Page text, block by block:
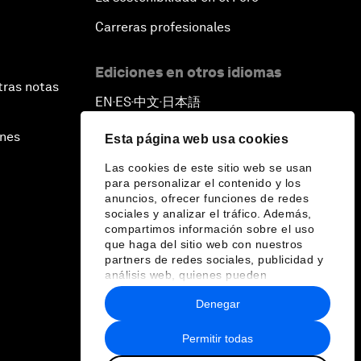
Esta página web usa cookies
Las cookies de este sitio web se usan
para personalizar el contenido y los
anuncios, ofrecer funciones de redes
sociales y analizar el tráfico. Además,
compartimos información sobre el uso
que haga del sitio web con nuestros
partners de redes sociales, publicidad y
análisis web, quienes pueden
combinarla con otra información que les
haya proporcionado o que hayan
recopilado a partir del uso que haya
hecho de sus servicios.
Permitir todas
Denegar
notas
Carreras profesionales
Ediciones en otros idiomas
EN ▪ ES▪中文▪ 日本語